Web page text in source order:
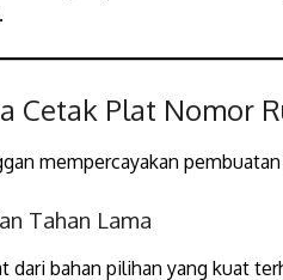
Cetak Plat Nomor
mempercayakan
Tahan Lama
dari bahan pilihan yang kuat